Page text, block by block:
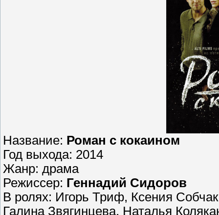
Название: Роман с кокаином
Год выхода: 2014
Жанр: драма
Режиссер: Геннадий Сидоров
В ролях: Игорь Триф, Ксения
Галина Звягинцева, Наталья